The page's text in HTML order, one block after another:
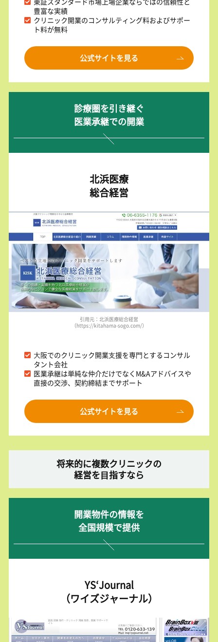
豊富な実績
クリニック開業のコンサルティング料およびサポー
ト料が無料
公式サイトを見る
診療圏を引き継ぐ
医業承継での開業
北浜医療
総合経営
引用元：北浜医療総合経営
（https://kitahama-sogo.com/）
⼤阪でのクリニック開業⽀援を専⾨とするコンサル
タント会社
医業承継は単純な仲介だけでなくM&Aアドバイスや
直接の交渉、契約締結までサポート
公式サイトを見る
将来的に複数クリニックの
経営を⽬指すなら
開業物件の情報を
全国規模で提供
YS‘Journal
（ワイズジャーナル）